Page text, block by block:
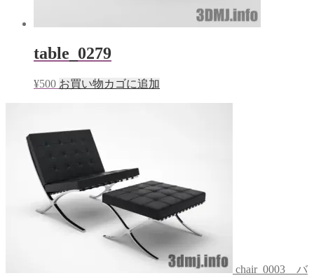
table_0279
¥500 お買い物カゴに追加
chair_0003 バ